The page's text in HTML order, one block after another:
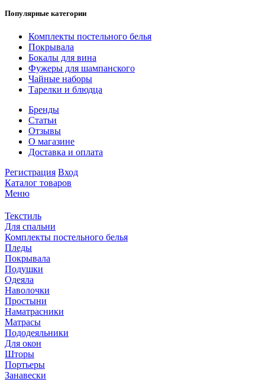
Популярные категории
Комплекты постельного белья
Покрывала
Бокалы для вина
Фужеры для шампанского
Чайные наборы
Тарелки и блюдца
Бренды
Статьи
Отзывы
О магазине
Доставка и оплата
Регистрация Вход
Каталог товаров
Меню
Текстиль
Для спальни
Комплекты постельного белья
Пледы
Покрывала
Подушки
Одеяла
Наволочки
Простыни
Наматрасники
Матрасы
Пододеяльники
Для окон
Шторы
Портьеры
Занавески